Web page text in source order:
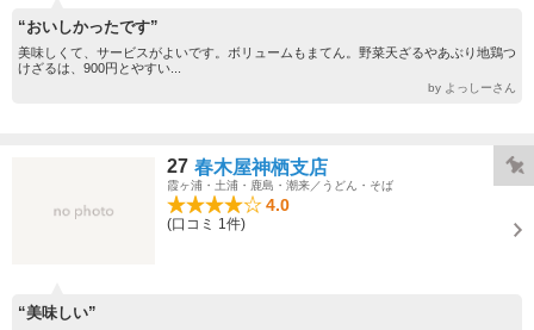
“おいしかったです”
美味しくて、サービスがよいです。ボリュームもまてん。野菜天ざるやあぶり地鶏つ
けざるは、900円とやすい...
by よっしーさん
27 春木屋神栖支店
霞ヶ浦・土浦・鹿島・潮来／うどん・そば
4.0
(口コミ 1件)
“美味しい”